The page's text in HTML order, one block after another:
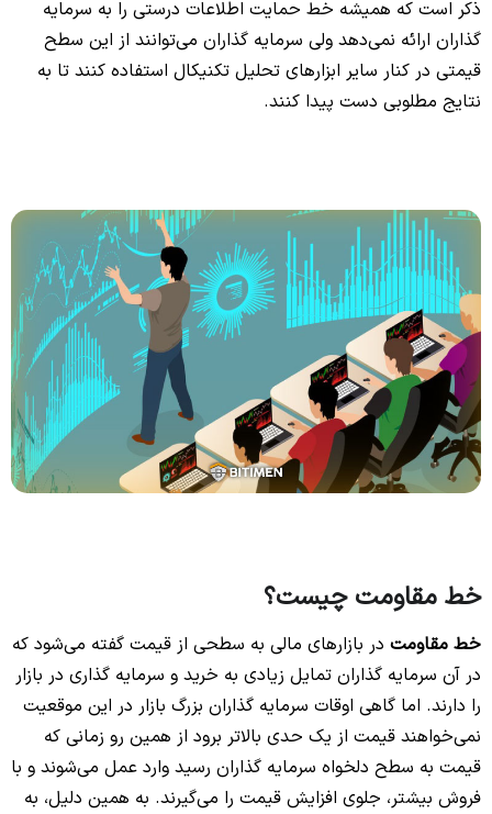
ذکر است که همیشه خط حمایت اطلاعات درستی را به سرمایه
گذاران ارائه نمی‌دهد ولی سرمایه گذاران می‌توانند از این سطح
قیمتی در کنار سایر ابزارهای تحلیل تکنیکال استفاده کنند تا به
نتایج مطلوبی دست پیدا کنند.
خط مقاومت چیست؟
خط مقاومت در بازارهای مالی به سطحی از قیمت گفته می‌شود که
در آن سرمایه گذاران تمایل زیادی به خرید و سرمایه گذاری در بازار
را دارند. اما گاهی اوقات سرمایه گذاران بزرگ بازار در این موقعیت
نمی‌خواهند قیمت از یک حدی بالاتر برود از همین رو زمانی که
قیمت به سطح دلخواه سرمایه گذاران رسید وارد عمل می‌شوند و با
فروش بیشتر، جلوی افزایش قیمت را می‌گیرند. به همین دلیل، به